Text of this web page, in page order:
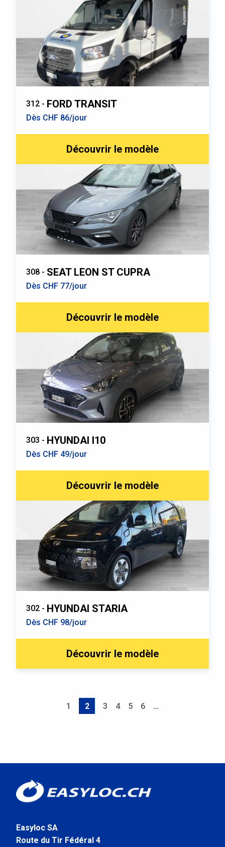
312 - FORD TRANSIT
Dès CHF 86/jour
Découvrir le modèle
308 - SEAT LEON ST CUPRA
Dès CHF 77/jour
Découvrir le modèle
303 - HYUNDAI I10
Dès CHF 49/jour
Découvrir le modèle
302 - HYUNDAI STARIA
Dès CHF 98/jour
Découvrir le modèle
Page
1
Page
2 Page
3 Page
4 Page
5 Page
6 …
Easyloc SA
Route du Tir Fédéral 4